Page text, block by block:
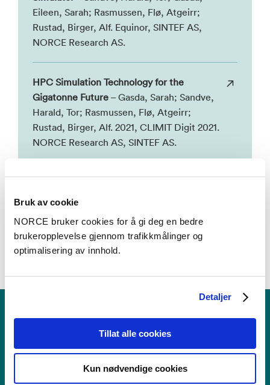
Bruk av cookie
NORCE bruker cookies for å gi deg en bedre
brukeropplevelse gjennom trafikkmålinger og
optimalisering av innhold.
Detaljer
Tillat alle cookies
Kun nødvendige cookies
Eileen, Sarah; Rasmussen, Flø, Atgeirr;
Rustad, Birger, Alf. Equinor, SINTEF AS,
NORCE Research AS.
HPC Simulation Technology for the
Gigatonne Future – Gasda, Sarah; Sandve,
Harald, Tor; Rasmussen, Flø, Atgeirr;
Rustad, Birger, Alf. 2021, CLIMIT Digit 2021.
NORCE Research AS, SINTEF AS.